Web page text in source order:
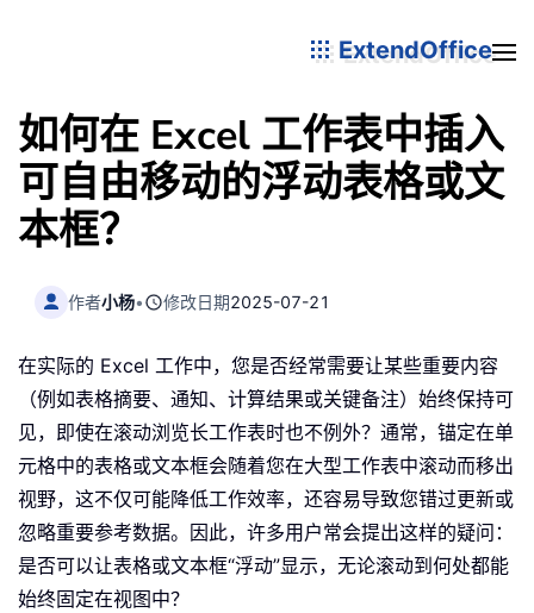
ExtendOffice
如何在 Excel 工作表中插入
可自由移动的浮动表格或文
本框？
作者小杨• 修改日期2025-07-21
在实际的 Excel 工作中，您是否经常需要让某些重要内容
（例如表格摘要、通知、计算结果或关键备注）始终保持可
见，即使在滚动浏览长工作表时也不例外？通常，锚定在单
元格中的表格或文本框会随着您在大型工作表中滚动而移出
视野，这不仅可能降低工作效率，还容易导致您错过更新或
忽略重要参考数据。因此，许多用户常会提出这样的疑问：
是否可以让表格或文本框“浮动”显示，无论滚动到何处都能
始终固定在视图中？